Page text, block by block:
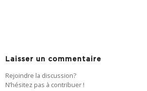
Laisser un commentaire
Rejoindre la discussion?
N’hésitez pas à contribuer !